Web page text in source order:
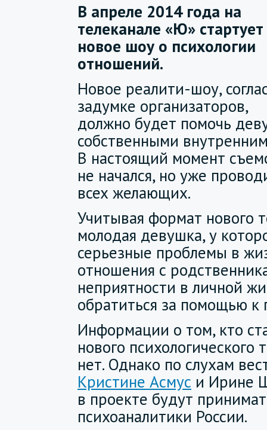
В апреле 2014 года на
телеканале «Ю» стартует
новое шоу о психологии
отношений.
Новое реалити-шоу,
задумке организаторов,
должно будет помочь
собственными
В настоящий момент
не начался, но уже
всех желающих.
Учитывая формат нового
молодая девушка, у
серьезные проблемы в
отношения с
неприятности в личной
обратиться за помощью к
Информации о том, кто
нового психологического
нет. Однако по слухам
Кристине Асмус и Ирине
в проекте будут
психоаналитики России.